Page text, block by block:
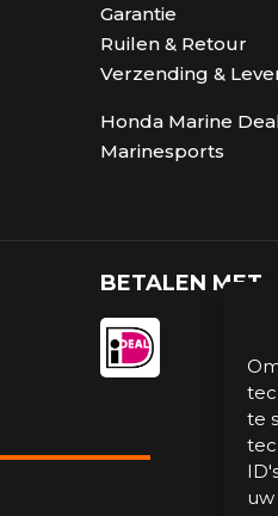
te
Garantie
Ruilen & Retour
Verzending &
Honda Marine
Marinesports
BETALEN MET